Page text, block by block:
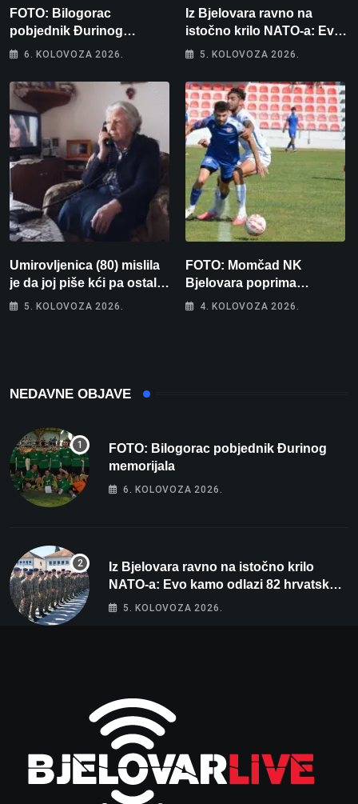
FOTO: Bilogorac
pobjednik Đurinog
memorijala
6. KOLOVOZA 2026.
Iz Bjelovara ravno na
istočno krilo NATO-a: Evo
kamo odlazi 82 hrvatska
5. KOLOVOZA 2026.
Umirovljenica (80) mislila
je da joj piše kći pa ostala
bez 1000 eura
5. KOLOVOZA 2026.
FOTO: Momčad NK
Bjelovara poprima
jesenski izgled
4. KOLOVOZA 2026.
NEDAVNE OBJAVE
FOTO: Bilogorac pobjednik Đurinog
memorijala
6. KOLOVOZA 2026.
Iz Bjelovara ravno na istočno krilo
NATO-a: Evo kamo odlazi 82 hrvatska
vojnika i 6 vojnikinja
5. KOLOVOZA 2026.